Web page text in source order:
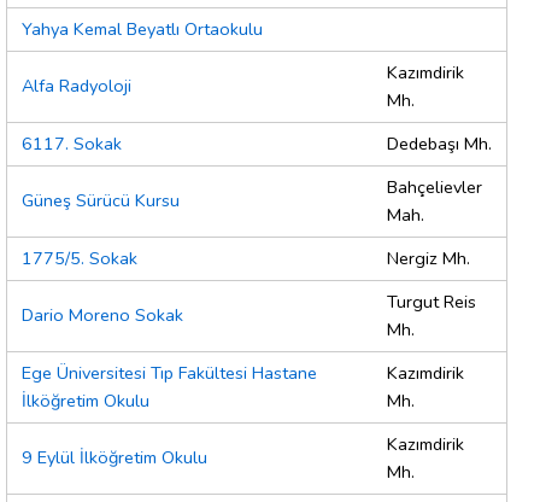
Yahya Kemal Beyatlı Ortaokulu
Alfa Radyoloji
Kazımdirik
Mh.
6117. Sokak
Dedebaşı Mh.
Güneş Sürücü Kursu
Bahçelievler
Mah.
1775/5. Sokak
Nergiz Mh.
Dario Moreno Sokak
Turgut Reis
Mh.
Ege Üniversitesi Tıp Fakültesi Hastane
İlköğretim Okulu
Kazımdirik
Mh.
9 Eylül İlköğretim Okulu
Kazımdirik
Mh.